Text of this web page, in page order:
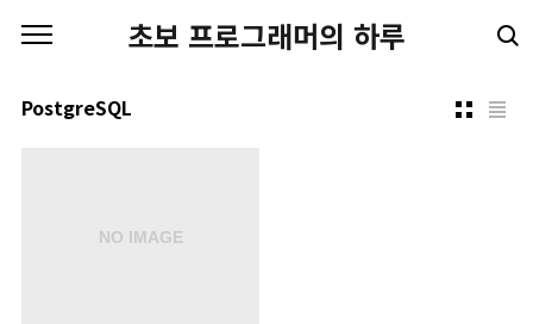
초보 프로그래머의 하루
PostgreSQL